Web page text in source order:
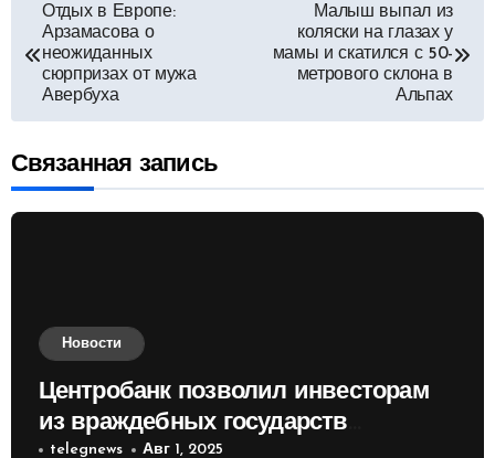
Навигация
по
записям
Отдых в Европе:
Арзамасова о
неожиданных
сюрпризах от мужа
Авербуха
Малыш выпал из
коляски на глазах у
мамы и скатился с 50-
метрового склона в
Альпах
Связанная запись
Новости
Центробанк позволил инвесторам
из враждебных государств
telegnews Авг 1, 2025